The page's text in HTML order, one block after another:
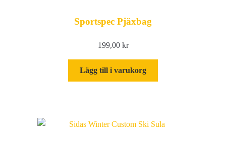
Sportspec Pjäxbag
199,00 kr
Lägg till i varukorg